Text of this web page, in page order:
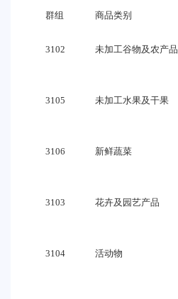
群组 商品类别
3102 未加工谷物及农产品
3105 未加工水果及干果
3106 新鲜蔬菜
3103 花卉及园艺产品
3104 活动物